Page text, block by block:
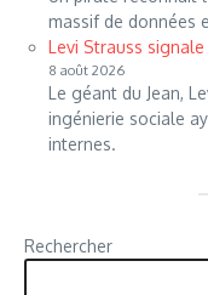
massif de données
Levi Strauss
8 août 2026
Le géant du Jean,
ingénierie sociale
internes.
Rechercher